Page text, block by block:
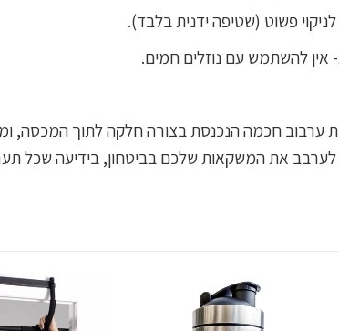
פשוט (שטיפה ידנית בלבד).
להשתמש עם נוזלים חמים.
ערבוב חכמה הנכנסת בצורה חלקה לתוך
לערבב את המשקאות שלכם בביטחון, בידיעה שכל